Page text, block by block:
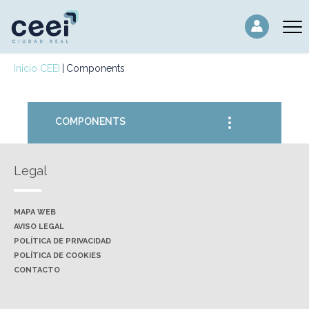
Inicio CEEI Components
COMPONENTS
Legal
MAPA WEB
AVISO LEGAL
POLÍTICA DE PRIVACIDAD
POLÍTICA DE COOKIES
CONTACTO